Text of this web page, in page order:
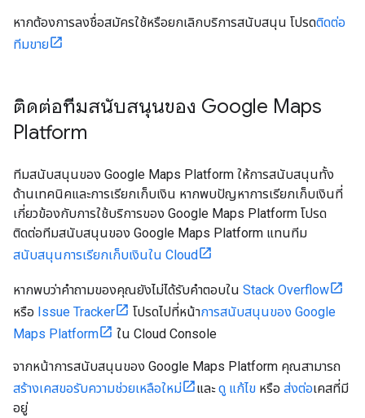
หากต้องการลงชื่อสมัครใช้หรือยกเลิกบริการสนับสนุน โปรดติดต่อ
ทีมขาย
ติดต่อทีมสนับสนุนของ Google Maps
Platform
ทีมสนับสนุนของ Google Maps Platform ให้การสนับสนุนทั้ง
ด้านเทคนิคและการเรียกเก็บเงิน หากพบปัญหาการเรียกเก็บเงินที่
เกี่ยวข้องกับการใช้บริการของ Google Maps Platform โปรด
ติดต่อทีมสนับสนุนของ Google Maps Platform แทนทีม
สนับสนุนการเรียกเก็บเงินใน Cloud
หากพบว่าคำถามของคุณยังไม่ได้รับคำตอบใน Stack Overflow
หรือ Issue Tracker โปรดไปที่หน้าการสนับสนุนของ Google
Maps Platform
ใน Cloud Console
จากหน้าการสนับสนุนของ Google Maps Platform คุณสามารถ
สร้างเคสขอรับความช่วยเหลือใหม่
และดู แก้ไข หรือ ส่งต่อเคสที่มี
อยู่